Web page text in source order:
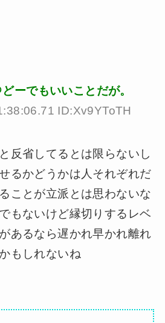
ーでもいいことだが。
ID:Xv9YToTH
反省してるとは限らないし
るかどうかは人それぞれだ
ことが立派とは思わないな
もないけど縁切りするレベ
あるなら遅かれ早かれ離れ
もしれないね